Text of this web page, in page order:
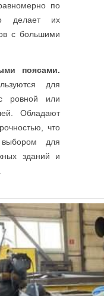
по
делает их
с большими
поясами.
для
ровной или
Обладают
что
для
зданий и